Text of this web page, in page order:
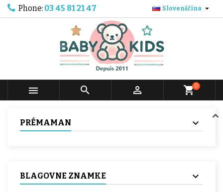
Phone: 03 45 81 21 47 Slovenščina 
   shopping_cart0
PRÉMAMAN
BLAGOVNE ZNAMKE